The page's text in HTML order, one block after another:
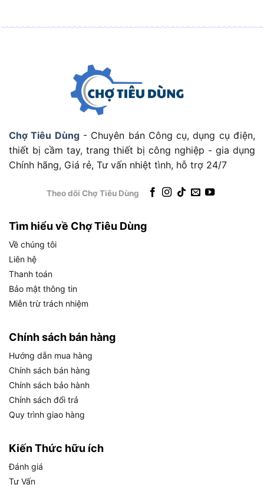
Công việc bảo trì tại nhà máy, nhà xưởng, công
Ai nên sở hữu búa tạ Total
THSLH6104?
Thợ xây dựng chuyên làm móng, phá dỡ công
Kỹ sư cơ khí, kỹ thuật viên lắp ráp thiết bị nặng.
Đội bảo trì nhà máy, hệ thống công nghiệp quy
mô vừa – lớn.
Người dùng cá nhân cần búa tạ nhỏ – gọn –
Búa tạ Total THSLH6104
rất được ưa chuộng nhờ
vào thiết kế chuyên nghiệp, lực đập mạnh và độ
bền khó đối thủ trong tầm giá.
Hướng dẫn sử dụng búa THSLH6104
đúng cách và đảm bảo an toàn
Hướng dẫn sử dụng búa THSLH6104 đúng cách và
Trước khi thao tác:
hiệu nứt, vỡ, rạn sơn.
Mang đầy đủ đồ bảo hộ: găng tay, mắt kính,
giày chống trượt.
Chợ Tiêu Dùng- Chuyên bán Công cụ, dụng cụ điện,
thiết bị cầm tay, trang thiết bị công nghiệp - gia dụng
Chính hãng, Giá rẻ, Tư vấn nhiệt tình, hỗ trợ 24/7
Theo dõi Chợ Tiêu Dùng
Tìm hiểu về Chợ Tiêu Dùng
Về chúng tôi
Liên hệ
Thanh toán
Bảo mật thông tin
Miễn trừ trách nhiệm
Chính sách bán hàng
Hướng dẫn mua hàng
Chính sách bán hàng
Chính sách bảo hành
Chính sách đổi trả
Quy trình giao hàng
Kiến Thức hữu ích
Đánh giá
Tư Vấn